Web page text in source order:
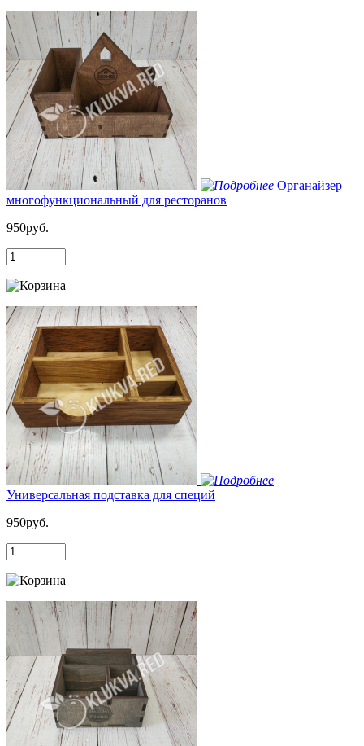
Органайзер
многофункциональный для ресторанов
950руб.
Универсальная подставка для специй
950руб.